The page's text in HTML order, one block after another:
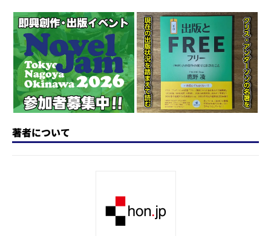
d
o
n
k
y
b
o
o
k
d
s
a
著者について